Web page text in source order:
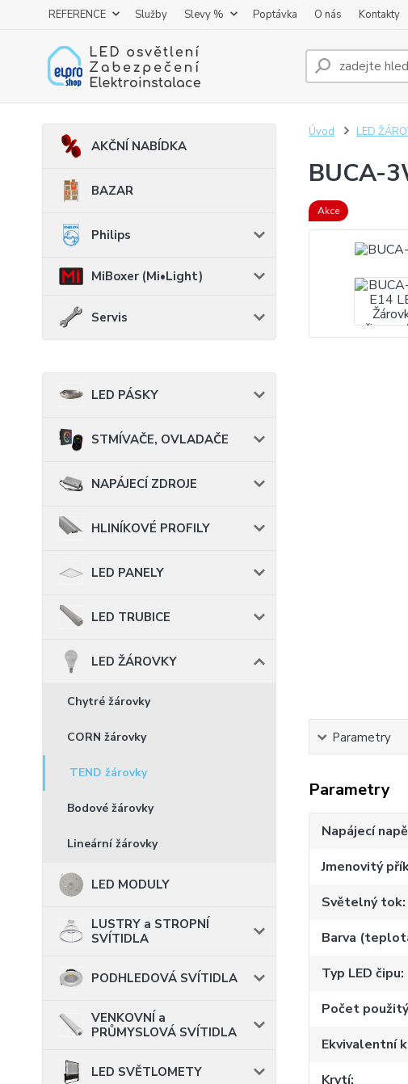
REFERENCE Služby Slevy % Poptávka O nás Kontakty
AKČNÍ NABÍDKA
BAZAR
Philips
MiBoxer (Mi•Light)
Servis
LED PÁSKY
STMÍVAČE, OVLADAČE
NAPÁJECÍ ZDROJE
HLINÍKOVÉ PROFILY
LED PANELY
LED TRUBICE
LED ŽÁROVKY
Chytré žárovky
CORN žárovky
TEND žárovky
Bodové žárovky
Lineární žárovky
LED MODULY
LUSTRY a STROPNÍ
SVÍTIDLA
PODHLEDOVÁ SVÍTIDLA
VENKOVNÍ a
PRŮMYSLOVÁ SVÍTIDLA
LED SVĚTLOMETY
Úvod LED
BUCA-
Akce
Parametry
Parametry
Napájecí
Jmenovitý
Světelný tok
Barva
Typ LED čipu
Počet
Ekvivalentní
Krytí